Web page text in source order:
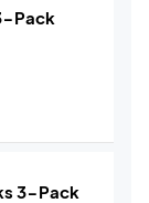
Pack
3-Pack